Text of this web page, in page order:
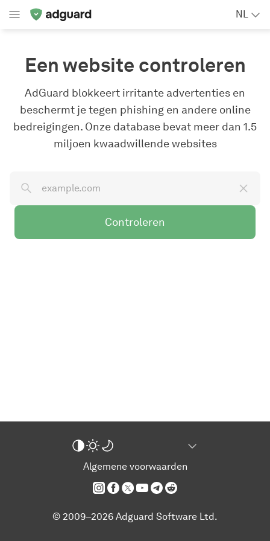
NL
Een website controleren
AdGuard blokkeert irritante advertenties en
beschermt je tegen phishing en andere online
bedreigingen. Onze database bevat meer dan 1.5
miljoen kwaadwillende websites
Controleren
© 2009–2026 Adguard Software Ltd.
Algemene voorwaarden